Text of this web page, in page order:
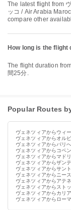
The latest flight from ヴェネツィア to カサブランカ with エア･アラビア･モロ
ッコ / Air Arabia
compare other
How long is the flight
The flight duration from ヴェネツィア to カサブランカ is approximately 3時
間25分.
Popular Routes
ヴェネツィアからウィ
ヴェネツィアからオル
ヴェネツィアからパリ
ヴェネツィアからコペ
ヴェネツィアからマド
ヴェネツィアからザン
ヴェネツィアからサン
ヴェネツィアからニー
ヴェネツィアからアテ
ヴェネツィアからスト
ヴェネツィアからカリ
ヴェネツィアからロー